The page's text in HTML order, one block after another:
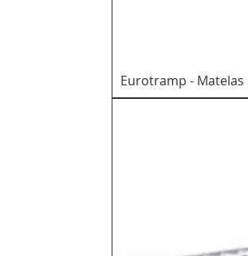
Eurotramp -